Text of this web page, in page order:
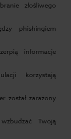
złośliwego
phishingiem
informacje
korzystają
został zarażony
Twoją